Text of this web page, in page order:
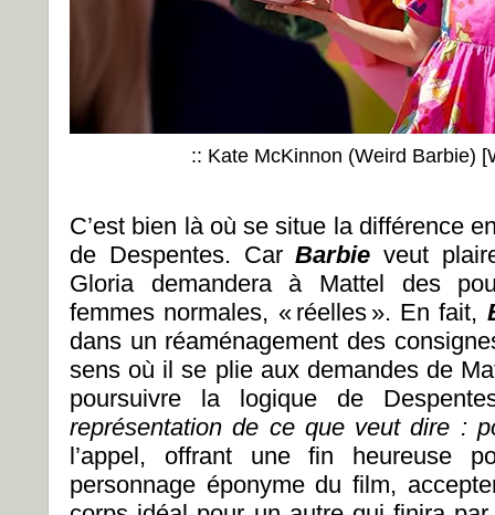
:: Kate McKinnon (Weird Barbie)
C’est bien là où se situe la différence
de Despentes. CarBarbieveut
Gloria demandera à Mattel des
femmes normales, « réelles ». En fait,
dans un réaménagement des
sens où il se plie aux demandes de
poursuivre la logique de
représentation de ce que veut dire :
l’appel, offrant une fin heureuse
personnage éponyme du film,